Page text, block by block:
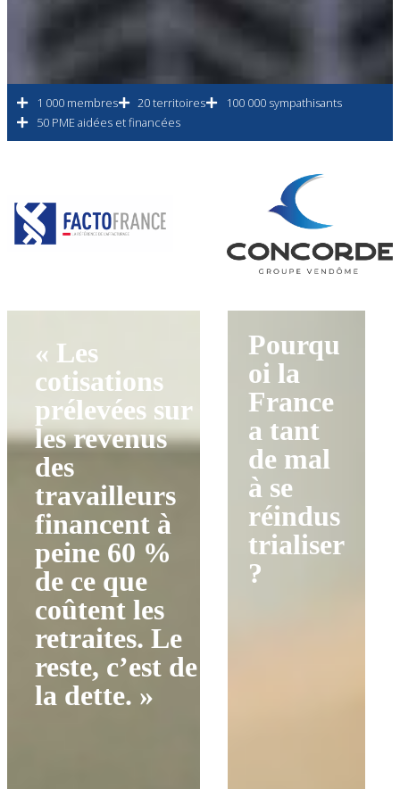
1 000 membres 20 territoires
100 000 sympathisants
50 PME aidées et financées
« Les
cotisations
prélevées sur
les revenus
des
travailleurs
financent à
peine 60 %
de ce que
coûtent les
retraites. Le
reste, c’est de
la dette. »
Pourqu
oi la
France
a tant
de mal
à se
réindus
trialiser
?